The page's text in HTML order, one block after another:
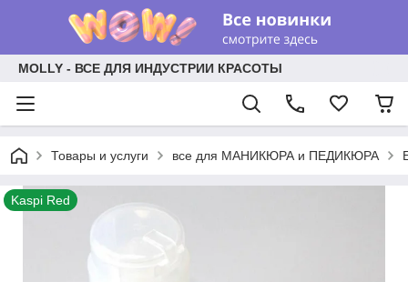
MOLLY - ВСЕ ДЛЯ ИНДУСТРИИ КРАСОТЫ
Товары и услуги все для МАНИКЮРА и ПЕДИКЮРА
Kaspi Red